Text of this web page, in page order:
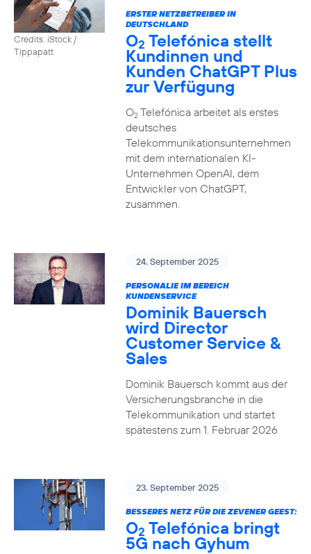
Credits: iStock /
Tippapatt
ERSTER NETZBETREIBER IN
DEUTSCHLAND
O2 Telefónica stellt
Kundinnen und
Kunden ChatGPT Plus
zur Verfügung
O2Telefónica arbeitet als erstes
deutsches
Telekommunikationsunternehmen
mit dem internationalen KI-
Unternehmen OpenAI, dem
Entwickler von ChatGPT,
zusammen.
24. September 2025
PERSONALIE IM BEREICH
KUNDENSERVICE
Dominik Bauersch
wird Director
Customer Service &
Sales
Dominik Bauersch kommt aus der
Versicherungsbranche in die
Telekommunikation und startet
spätestens zum 1. Februar 2026
23. September 2025
BESSERES NETZ FÜR DIE ZEVENER GEEST:
O2 Telefónica bringt
5G nach Gyhum